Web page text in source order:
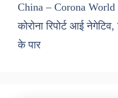
China – Corona World
कोरोना रिपोर्ट आई
के पार